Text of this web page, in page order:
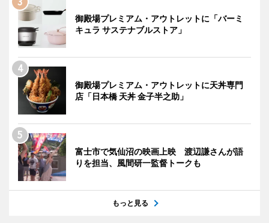
御殿場プレミアム・アウトレットに「バーミ
キュラ サステナブルストア」
御殿場プレミアム・アウトレットに天丼専門
店「日本橋 天丼 金子半之助」
富士市で気仙沼の映画上映 渡辺謙さんが語
りを担当、風間研一監督トークも
もっと見る